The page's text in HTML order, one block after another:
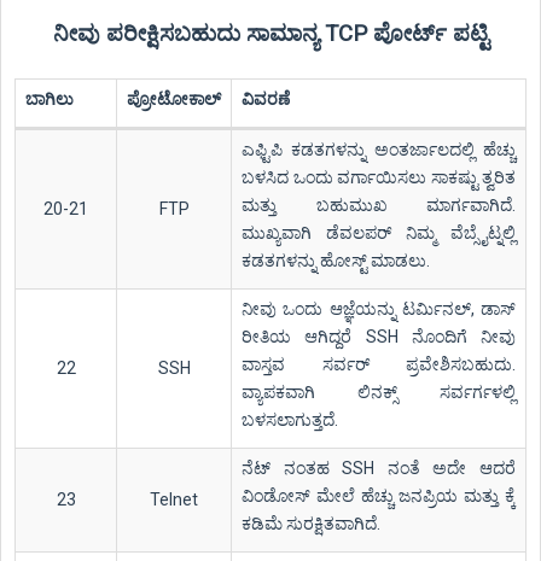
ನೀವು ಪರೀಕ್ಷಿಸಬಹುದು ಸಾಮಾನ್ಯ TCP ಪೋರ್ಟ್ ಪಟ್ಟಿ
ಬಾಗಿಲು ಪ್ರೋಟೋಕಾಲ್ ವಿವರಣೆ
20-21 FTP
ಎಫ್ಟಿಪಿ ಕಡತಗಳನ್ನು ಅಂತರ್ಜಾಲದಲ್ಲಿ ಹೆಚ್ಚು
ಬಳಸಿದ ಒಂದು ವರ್ಗಾಯಿಸಲು ಸಾಕಷ್ಟು ತ್ವರಿತ
ಮತ್ತು ಬಹುಮುಖ ಮಾರ್ಗವಾಗಿದೆ.
ಮುಖ್ಯವಾಗಿ ಡೆವಲಪರ್ ನಿಮ್ಮ ವೆಬ್ಸೈಟ್ನಲ್ಲಿ
ಕಡತಗಳನ್ನು ಹೋಸ್ಟ್ ಮಾಡಲು.
22 SSH
ನೀವು ಒಂದು ಆಜ್ಞೆಯನ್ನು ಟರ್ಮಿನಲ್, ಡಾಸ್
ರೀತಿಯ ಆಗಿದ್ದರೆ SSH ನೊಂದಿಗೆ ನೀವು
ವಾಸ್ತವ ಸರ್ವರ್ ಪ್ರವೇಶಿಸಬಹುದು.
ವ್ಯಾಪಕವಾಗಿ ಲಿನಕ್ಸ್ ಸರ್ವರ್ಗಳಲ್ಲಿ
ಬಳಸಲಾಗುತ್ತದೆ.
23 Telnet
ನೆಟ್ ನಂತಹ SSH ನಂತೆ ಅದೇ ಆದರೆ
ವಿಂಡೋಸ್ ಮೇಲೆ ಹೆಚ್ಚು ಜನಪ್ರಿಯ ಮತ್ತು ಕ್ಕೆ
ಕಡಿಮೆ ಸುರಕ್ಷಿತವಾಗಿದೆ.